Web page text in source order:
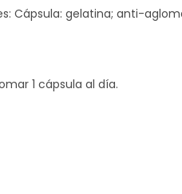
Cápsula: gelatina; anti-
1 cápsula al día.